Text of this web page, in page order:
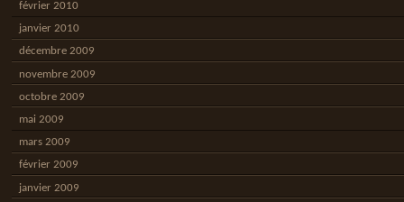
février 2010
janvier 2010
décembre 2009
novembre 2009
octobre 2009
mai 2009
mars 2009
février 2009
janvier 2009